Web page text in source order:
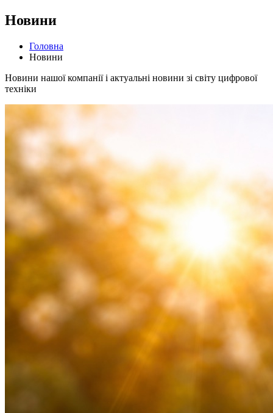
Новини
Головна
Новини
Новини нашої компанії і актуальні новини зі світу цифрової
техніки